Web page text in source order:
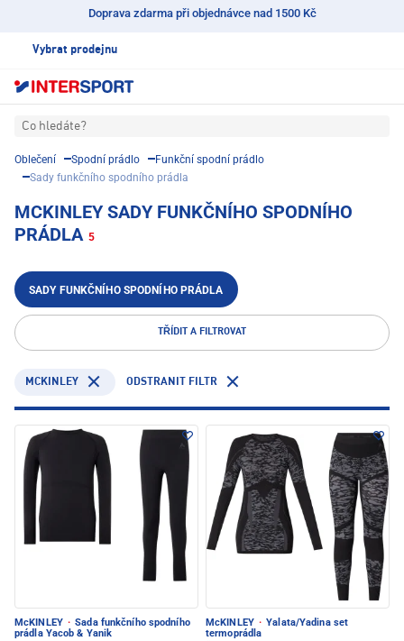
Doprava zdarma při objednávce nad 1500 Kč
Vybrat prodejnu
Co hledáte?
Oblečení Spodní prádlo
Funkční spodní prádlo
Sady funkčního spodního prádla
MCKINLEY SADY FUNKČNÍHO SPODNÍHO
PRÁDLA 5
SADY FUNKČNÍHO SPODNÍHO PRÁDLA
TŘÍDIT A FILTROVAT
MCKINLEY ODSTRANIT FILTR
McKINLEY · Sada funkčního spodního
prádla Yacob & Yanik
McKINLEY · Yalata/Yadina set
termoprádla